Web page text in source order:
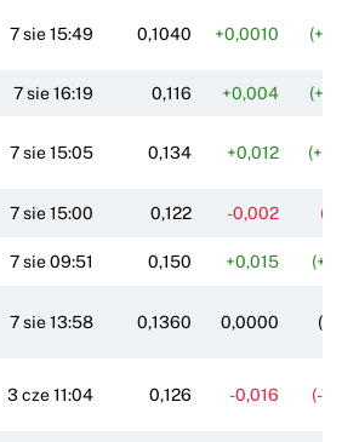
7 sie 15:49 0,1040 +0,0010
7 sie 16:19 0,116 +0,004
7 sie 15:05 0,134 +0,012
7 sie 15:00 0,122 -0,002 (-
7 sie 09:51 0,150 +0,015
7 sie 13:58 0,1360 0,0000
3 cze 11:04 0,126 -0,016 (-